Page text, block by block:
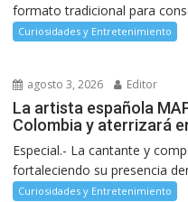
formato tradicional para
Curiosidades y Entretenimiento
agosto 3, 2026 Editor
La artista española
Colombia y aterrizará
Especial.- La cantante y
fortaleciendo su presencia
Curiosidades y Entretenimiento